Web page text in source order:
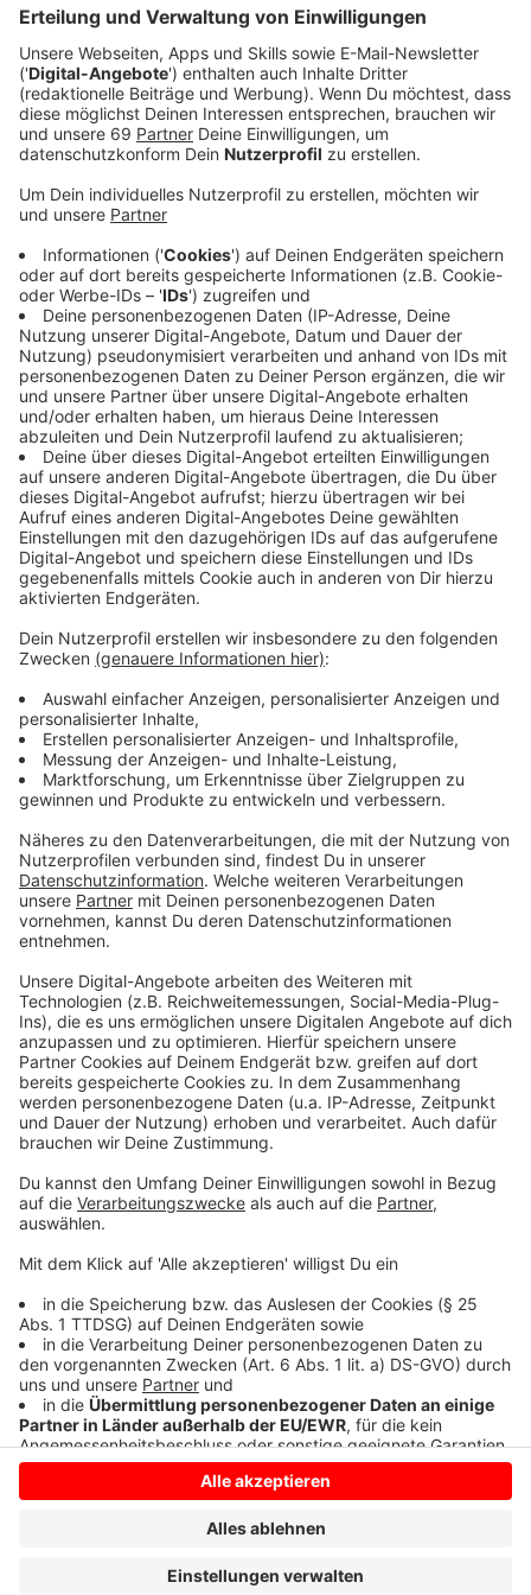
Strecke führt durch den Kreis Warendorf
nach Münster zum Schlossplatz
Anzeige
Die Strecke des 16. Münsterland Giro führt vor allem
200 internationalen Radprofis startet in Telgte. Ziel ist
in Münster. Die Veranstalter hoffen, dass
Vorjahressieger Marc Cavendish aus Großbritannien
wieder dabei ist, um seinen Titel zu verteidigen.
Anzeige
©Kreis Warendorf
16. Münsterland Giro: Profi-Strecke
Anzeige
Rund 4.500 Teilnehmer an Jedermann-
Rennen erwartet
Anzeige
Hobbysportler auf den drei Jedermann-Strecken
erwartet. Angeboten werden Strecken über 65, 95 und
125 Kilometer. Außerdem gibt es wieder Rennen für
die jüngsten Radsportfans, unter anderem das
Anzeige
© ANTENNE MÜNSTER
v.l.n.r.: Marcel Kittel (Sieger 2011, 2012), Fabian
Anzeige
Anzeige